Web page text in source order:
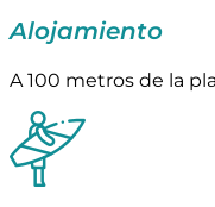
Alojamiento
A 100 metros de la